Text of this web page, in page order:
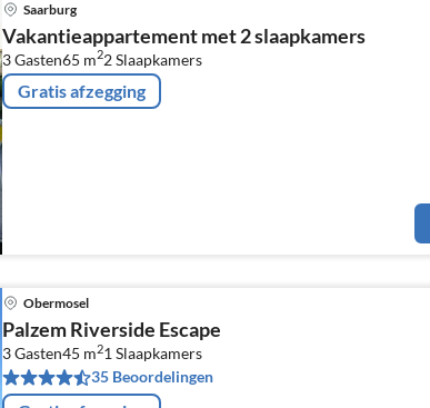
Saarburg
Vakantieappartement met 2 slaapkamers
3 Gasten65 m22Slaapkamers
Gratis afzegging
Obermosel
Palzem Riverside Escape
3 Gasten45 m21 Slaapkamers
35 Beoordelingen